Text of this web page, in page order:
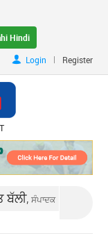
Hindi
Login
| Register
ਬੱਲੀ,ਸੰਪਾਦਕ